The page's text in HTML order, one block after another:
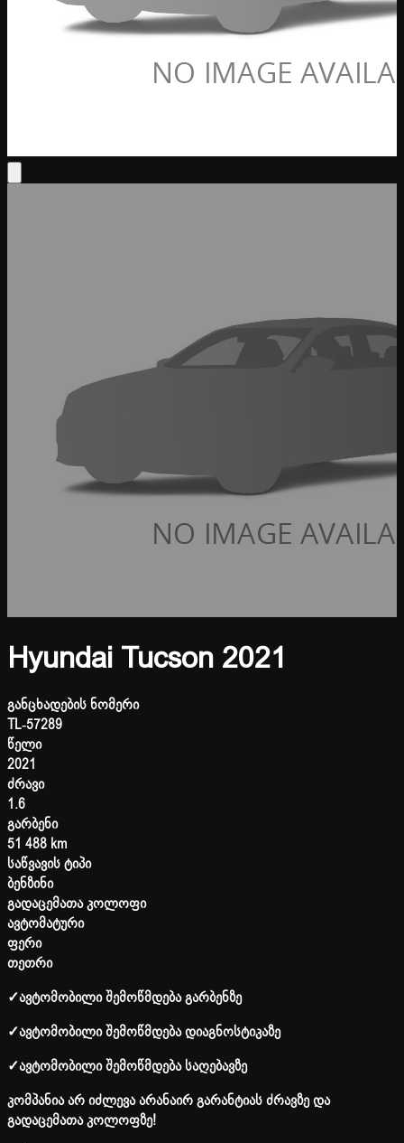
Hyundai Tucson 2021
განცხადების ნომერი
TL-57289
წელი
2021
ძრავი
1.6
გარბენი
51 488 km
საწვავის ტიპი
ბენზინი
გადაცემათა კოლოფი
ავტომატური
ფერი
თეთრი
✓ავტომობილი შემოწმდება გარბენზე
✓ავტომობილი შემოწმდება დიაგნოსტიკაზე
✓ავტომობილი შემოწმდება საღებავზე
კომპანია არ იძლევა არანაირ გარანტიას ძრავზე და
გადაცემათა კოლოფზე!